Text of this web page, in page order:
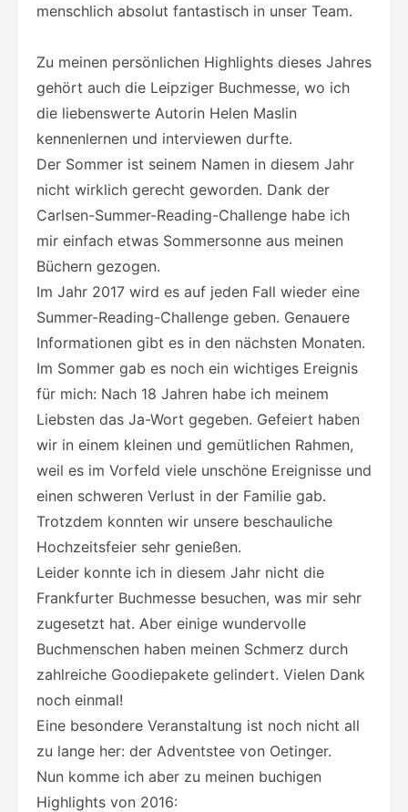
menschlich absolut fantastisch in unser Team.
Zu meinen persönlichen Highlights dieses Jahres
gehört auch die Leipziger Buchmesse, wo ich
die liebenswerte Autorin Helen Maslin
kennenlernen und interviewen durfte.
Der Sommer ist seinem Namen in diesem Jahr
nicht wirklich gerecht geworden. Dank der
Carlsen-Summer-Reading-Challenge habe ich
mir einfach etwas Sommersonne aus meinen
Büchern gezogen.
Im Jahr 2017 wird es auf jeden Fall wieder eine
Summer-Reading-Challenge geben. Genauere
Informationen gibt es in den nächsten Monaten.
Im Sommer gab es noch ein wichtiges Ereignis
für mich: Nach 18 Jahren habe ich meinem
Liebsten das Ja-Wort gegeben. Gefeiert haben
wir in einem kleinen und gemütlichen Rahmen,
weil es im Vorfeld viele unschöne Ereignisse und
einen schweren Verlust in der Familie gab.
Trotzdem konnten wir unsere beschauliche
Hochzeitsfeier sehr genießen.
Leider konnte ich in diesem Jahr nicht die
Frankfurter Buchmesse besuchen, was mir sehr
zugesetzt hat. Aber einige wundervolle
Buchmenschen haben meinen Schmerz durch
zahlreiche Goodiepakete gelindert. Vielen Dank
noch einmal!
Eine besondere Veranstaltung ist noch nicht all
zu lange her: der Adventstee von Oetinger.
Nun komme ich aber zu meinen buchigen
Highlights von 2016: